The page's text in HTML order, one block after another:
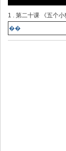
1 . 第二十课 《五个小
��